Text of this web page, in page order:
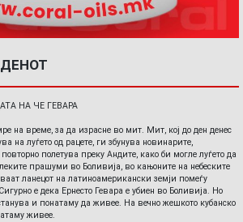
НА ЧЕ ГЕВАРА
на време, за да израсне во мит. Мит, кој до ден денес
на луѓето од рацете, ги збунува новинарите,
полетува преку Андите, како би могле луѓето да
прашуми во Боливија, во кањоните на небеските
ланецот на латиноамерикански земји помеѓу
е дека Ернесто Гевара е убиен во Боливија. Но
и понатаму да живее. На вечно жешкото кубанско
живее.